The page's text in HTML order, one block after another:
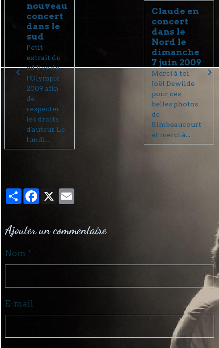
nouveau
concert
dans le
sud
Petit
extrait du
cd live de
l'Olympia
2009 afin
de
respecter
les droits
d'auteur Le
lundi...
Claude en
concert
dans le
Nord le
dimanche
7 juin 2009
Merci à toi
Joël Dewilde
pour ces
belles photos
de
Rimbeaucourt
et merci à...
PartagerFacebook
X
Ajouter un commentaire
Nom
E-mail